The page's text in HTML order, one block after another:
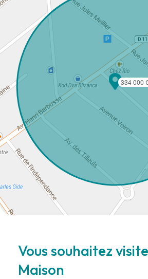
334 000
Vous souhaitez
Maison